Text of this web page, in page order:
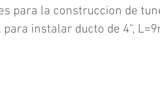
para la construccion de
instalar ducto de 4",